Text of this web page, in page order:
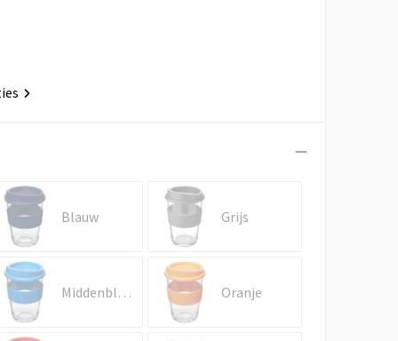
Blauw Grijs
Middenblauw Oranje